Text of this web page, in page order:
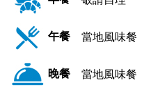
午餐 當地風味餐
晚餐 當地風味餐